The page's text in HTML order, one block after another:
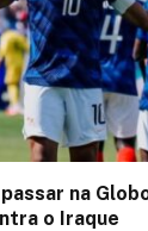
na
o Iraque